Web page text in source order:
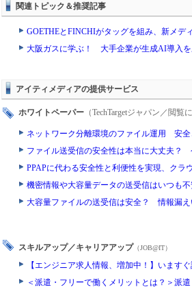
関連トピック＆推奨記事
GOETHEとFINCHIがタッグを組み、新メデ
大阪ガスに学ぶ！ 大手企業が生成AI導入を
アイティメディアの提供サービス
ホワイトペーパー （TechTargetジャパン／閲覧
ネットワーク分離環境のファイル運用 安全
ファイル送受信の安全性は本当に大丈夫？
PPAPに代わる安全性と利便性を実現、クラ
機密情報や大容量データの送受信はいつも
大容量ファイルの送受信は安全？ 情報漏
スキルアップ／キャリアアップ （JOB@IT）
【エンジニア求人情報、増加中！】います
＜派遣・フリーで働くメリットとは？＞派